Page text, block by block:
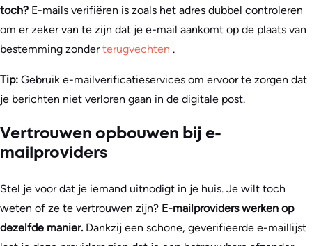
toch? E-mails verifiëren is zoals het adres dubbel controleren
om er zeker van te zijn dat je e-mail aankomt op de plaats van
bestemming zonderterugvechten .
Tip: Gebruik e-mailverificatieservices om ervoor te zorgen dat
je berichten niet verloren gaan in de digitale post.
Vertrouwen opbouwen bij e-
mailproviders
Stel je voor dat je iemand uitnodigt in je huis. Je wilt toch
weten of ze te vertrouwen zijn? E-mailproviders werken op
dezelfde manier. Dankzij een schone, geverifieerde e-maillijst